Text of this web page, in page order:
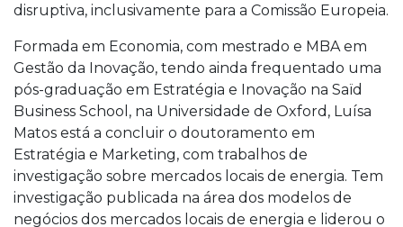
disruptiva, inclusivamente para a Comissão Europeia.
Formada em Economia, com mestrado e MBA em
Gestão da Inovação, tendo ainda frequentado uma
pós-graduação em Estratégia e Inovação na Saïd
Business School, na Universidade de Oxford, Luísa
Matos está a concluir o doutoramento em
Estratégia e Marketing, com trabalhos de
investigação sobre mercados locais de energia. Tem
investigação publicada na área dos modelos de
negócios dos mercados locais de energia e liderou o